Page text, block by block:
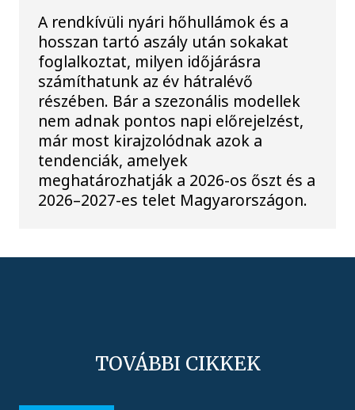
A rendkívüli nyári hőhullámok és a
hosszan tartó aszály után sokakat
foglalkoztat, milyen időjárásra
számíthatunk az év hátralévő
részében. Bár a szezonális modellek
nem adnak pontos napi előrejelzést,
már most kirajzolódnak azok a
tendenciák, amelyek
meghatározhatják a 2026-os őszt és a
2026–2027-es telet Magyarországon.
TOVÁBBI CIKKEK